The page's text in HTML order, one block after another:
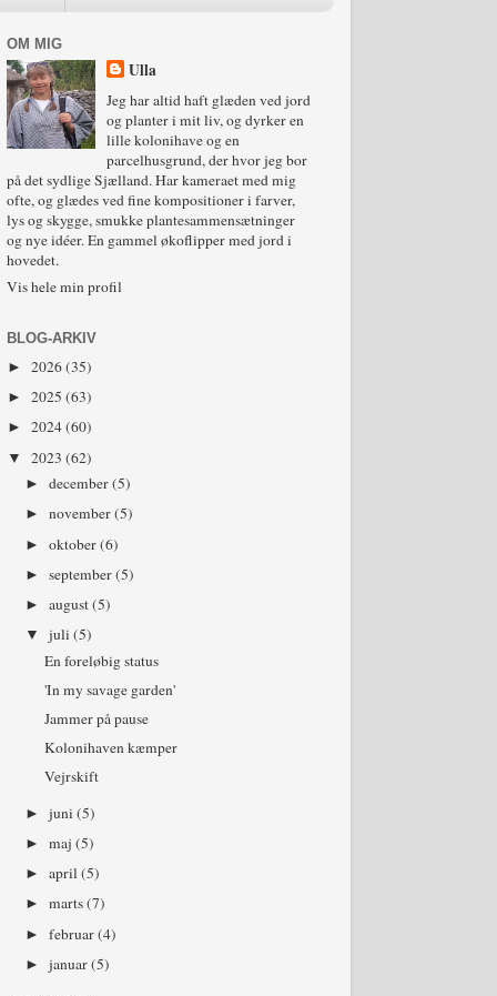
OM MIG
Ulla
Jeg har altid haft glæden ved jord
og planter i mit liv, og dyrker en
lille kolonihave og en
parcelhusgrund, der hvor jeg bor
på det sydlige Sjælland. Har kameraet med mig
ofte, og glædes ved fine kompositioner i farver,
lys og skygge, smukke plantesammensætninger
og nye idéer. En gammel økoflipper med jord i
hovedet.
Vis hele min profil
BLOG-ARKIV
► 2026(35)
► 2025 (63)
► 2024(60)
▼ 2023 (62)
►december(5)
►november(5)
►oktober(6)
►september(5)
►august(5)
▼juli(5)
En foreløbig status
'In my savage garden'
Jammer på pause
Kolonihaven kæmper
Vejrskift
►juni(5)
►maj(5)
►april(5)
►marts(7)
►februar(4)
►januar(5)